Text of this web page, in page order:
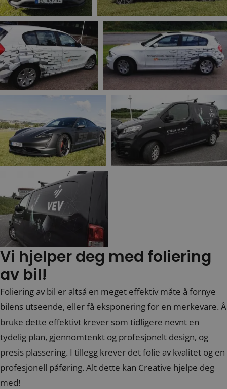
Vi hjelper deg med foliering
av bil!
Foliering av bil er altså en meget effektiv måte å fornye
bilens utseende, eller få eksponering for en merkevare. Å
bruke dette effektivt krever som tidligere nevnt en
tydelig plan, gjennomtenkt og profesjonelt design, og
presis plassering. I tillegg krever det folie av kvalitet og en
profesjonell påføring. Alt dette kan Creative hjelpe deg
med!